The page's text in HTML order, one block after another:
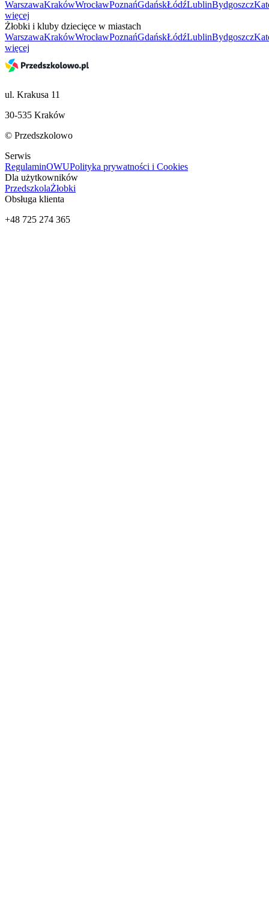
WarszawaKrakówWrocławPoznańGdańskŁódźLublinBydgoszcz
więcej
Żłobki i kluby dziecięce w miastach
WarszawaKrakówWrocławPoznańGdańskŁódźLublinBydgoszcz
więcej
ul. Krakusa 11
30-535 Kraków
© Przedszkolowo
Serwis
RegulaminOWUPolityka prywatności i Cookies
Dla użytkowników
PrzedszkolaŻłobki
Obsługa klienta
+48 725 274 365